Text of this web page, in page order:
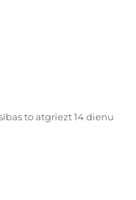
to atgriezt 14 dienu